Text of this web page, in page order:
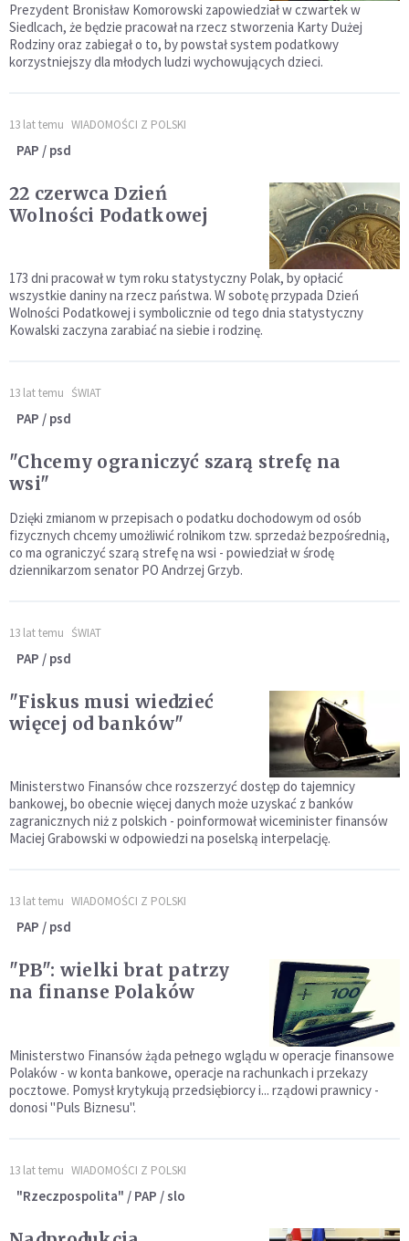
Prezydent Bronisław Komorowski zapowiedział w czwartek w
Siedlcach, że będzie pracował na rzecz stworzenia Karty Dużej
Rodziny oraz zabiegał o to, by powstał system podatkowy
korzystniejszy dla młodych ludzi wychowujących dzieci.
13 lat temu WIADOMOŚCI Z POLSKI
PAP / psd
22 czerwca Dzień
Wolności Podatkowej
173 dni pracował w tym roku statystyczny Polak, by opłacić
wszystkie daniny na rzecz państwa. W sobotę przypada Dzień
Wolności Podatkowej i symbolicznie od tego dnia statystyczny
Kowalski zaczyna zarabiać na siebie i rodzinę.
13 lat temu ŚWIAT
PAP / psd
"Chcemy ograniczyć szarą strefę na
wsi"
Dzięki zmianom w przepisach o podatku dochodowym od osób
fizycznych chcemy umożliwić rolnikom tzw. sprzedaż bezpośrednią,
co ma ograniczyć szarą strefę na wsi - powiedział w środę
dziennikarzom senator PO Andrzej Grzyb.
13 lat temu ŚWIAT
PAP / psd
"Fiskus musi wiedzieć
więcej od banków"
Ministerstwo Finansów chce rozszerzyć dostęp do tajemnicy
bankowej, bo obecnie więcej danych może uzyskać z banków
zagranicznych niż z polskich - poinformował wiceminister finansów
Maciej Grabowski w odpowiedzi na poselską interpelację.
13 lat temu WIADOMOŚCI Z POLSKI
PAP / psd
"PB": wielki brat patrzy
na finanse Polaków
Ministerstwo Finansów żąda pełnego wglądu w operacje finansowe
Polaków - w konta bankowe, operacje na rachunkach i przekazy
pocztowe. Pomysł krytykują przedsiębiorcy i... rządowi prawnicy -
donosi "Puls Biznesu".
13 lat temu WIADOMOŚCI Z POLSKI
"Rzeczpospolita" / PAP / slo